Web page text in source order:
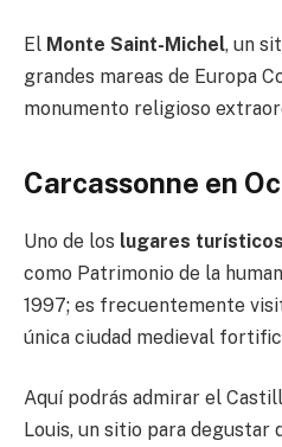
El Monte Saint-Michel, un
grandes mareas de Europa
monumento religioso
Carcassonne en
Uno de los lugares
como Patrimonio de la
1997; es frecuentemente
única ciudad medieval
Aquí podrás admirar el
Louis, un sitio para degustar